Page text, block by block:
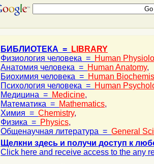
БИБЛИОТЕКА =
LIBRARY
Физиология человека = Human
Анатомия человека = Human Anatomy,
Биохимия человека = Human
Психология человека = Human
Медицина = Medicine,
Математика = Mathematics,
Химия = Chemistry,
Физика = Physics,
Общенаучная литература = General
Щелкни здесь и получи доступ к
Click here and receive access to the any